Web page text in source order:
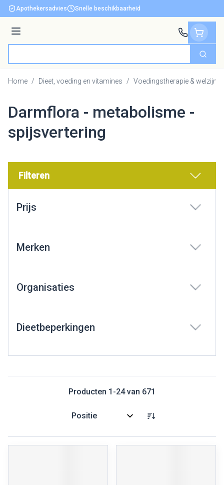
Ga naar de inhoud
Apothekersadvies Snelle beschikbaarheid
Menu
Zoek
Home / Dieet, voeding en vitamines / Voedingstherapie & welzijn
Darmflora - metabolisme -
spijsvertering
Filteren
Prijs
Merken
Organisaties
Dieetbeperkingen
Producten 1 -24van 671
Sorteer op: